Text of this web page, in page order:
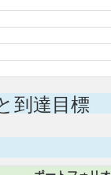
到達目標